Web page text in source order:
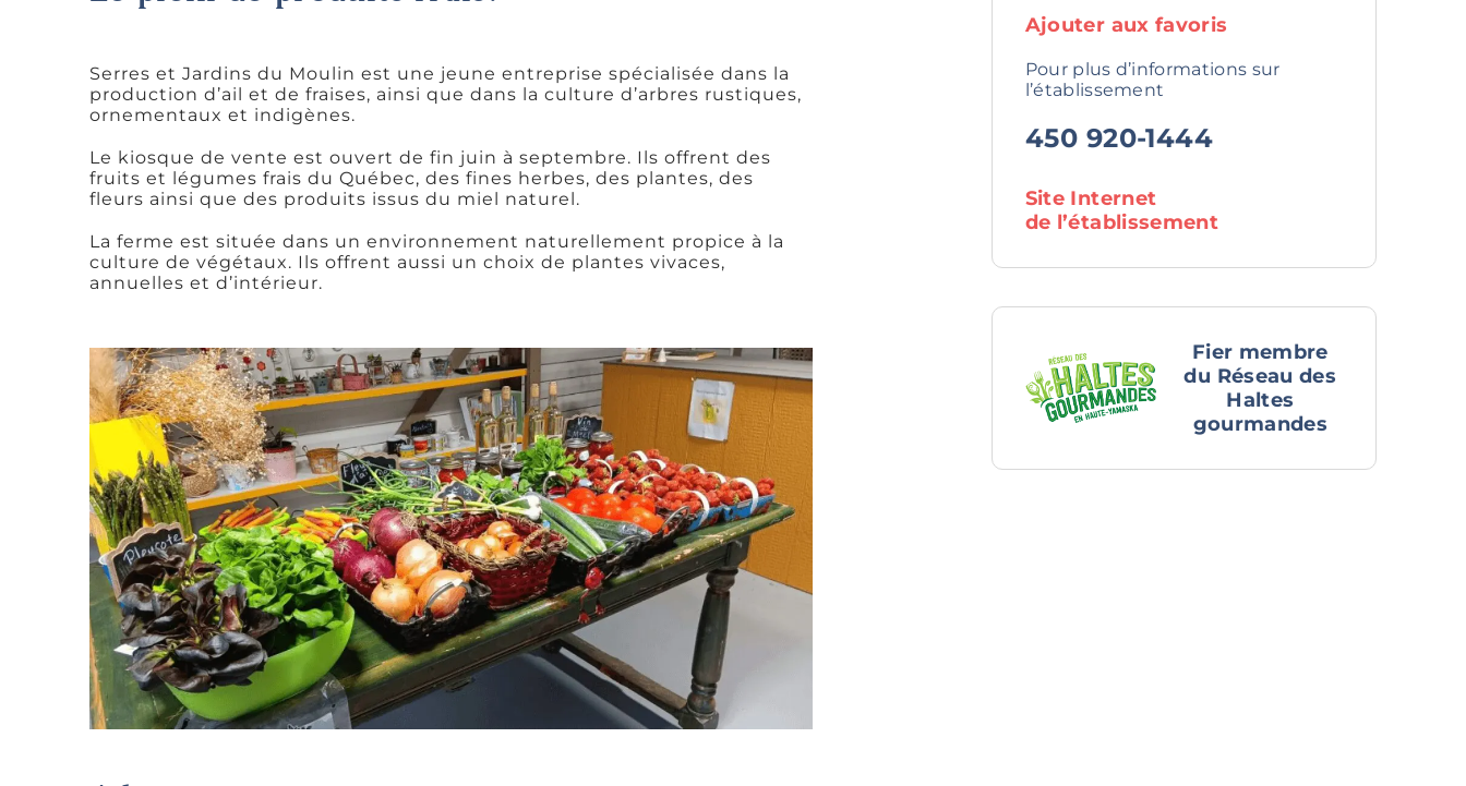
Serres et Jardins du Moulin est une jeune entreprise spécialisée dans la
production d’ail et de fraises, ainsi que dans la culture d’arbres rustiques,
ornementaux et indigènes.
Le kiosque de vente est ouvert de fin juin à septembre. Ils offrent des
fruits et légumes frais du Québec, des fines herbes, des plantes, des
fleurs ainsi que des produits issus du miel naturel.
La ferme est située dans un environnement naturellement propice à la
culture de végétaux. Ils offrent aussi un choix de plantes vivaces,
annuelles et d’intérieur.
Ajouter aux favoris
Pour plus d’informations sur
l’établissement
450 920-1444
Site Internet
de l’établissement
Fier membre
du Réseau des
Haltes
gourmandes